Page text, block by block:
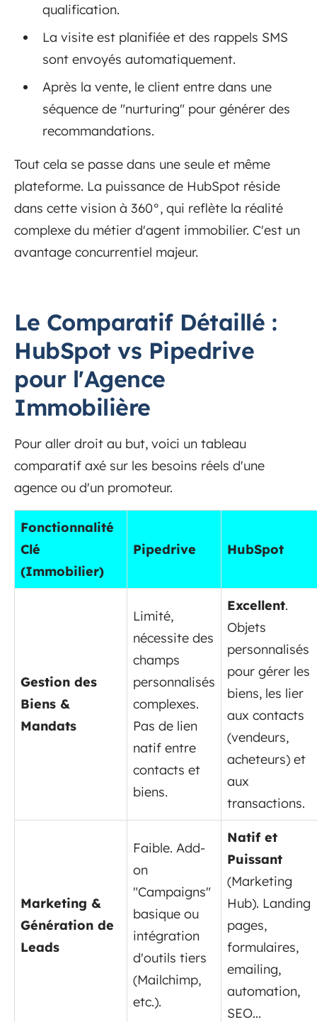
qualification.
La visite est planifiée et des rappels SMS
sont envoyés automatiquement.
Après la vente, le client entre dans une
séquence de "nurturing" pour générer des
recommandations.
Tout cela se passe dans une seule et même
plateforme. La puissance de HubSpot réside
dans cette vision à 360°, qui reflète la réalité
complexe du métier d'agent immobilier. C'est un
avantage concurrentiel majeur.
Le Comparatif Détaillé :
HubSpot vs Pipedrive
pour l'Agence
Immobilière
Pour aller droit au but, voici un tableau
comparatif axé sur les besoins réels d'une
agence ou d'un promoteur.
Fonctionnalité
Clé
(Immobilier)
Pipedrive HubSpot
Gestion des
Biens &
Mandats
Limité,
nécessite des
champs
personnalisés
complexes.
Pas de lien
natif entre
contacts et
biens.
Excellent.
Objets
personnalisés
pour gérer les
biens, les lier
aux contacts
(vendeurs,
acheteurs) et
aux
transactions.
Marketing &
Génération de
Leads
Faible. Add-
on
"Campaigns"
basique ou
intégration
d'outils tiers
(Mailchimp,
etc.).
Natif et
Puissant
(Marketing
Hub). Landing
pages,
formulaires,
emailing,
automation,
SEO...